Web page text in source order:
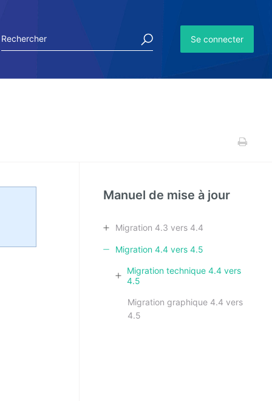
Se connecter
Manuel de mise à jour
Migration 4.3 vers 4.4
Migration 4.4 vers 4.5
Migration technique 4.4 vers
4.5
Migration graphique 4.4 vers
4.5